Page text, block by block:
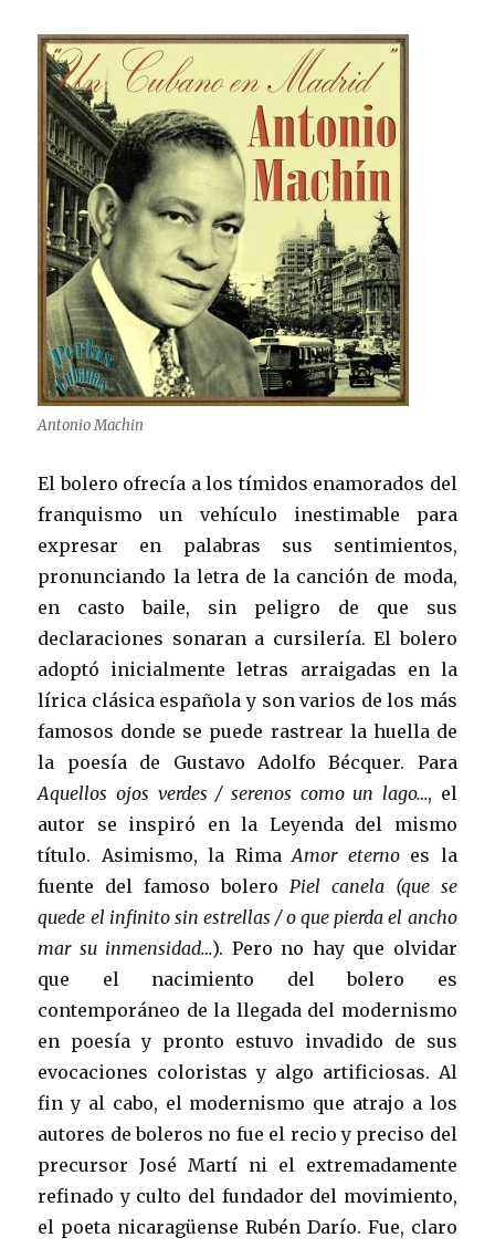
Antonio Machin
El bolero ofrecía a los tímidos enamorados del
franquismo un vehículo inestimable para
expresar en palabras sus sentimientos,
pronunciando la letra de la canción de moda,
en casto baile, sin peligro de que sus
declaraciones sonaran a cursilería. El bolero
adoptó inicialmente letras arraigadas en la
lírica clásica española y son varios de los más
famosos donde se puede rastrear la huella de
la poesía de Gustavo Adolfo Bécquer. Para
Aquellos ojos verdes / serenos como un lago…, el
autor se inspiró en la Leyenda del mismo
título. Asimismo, la RimaAmor eternoes la
fuente del famoso bolero Piel canela (que se
quede el infinito sin estrellas / o que pierda el ancho
mar su inmensidad…). Pero no hay que olvidar
que el nacimiento del bolero es
contemporáneo de la llegada del modernismo
en poesía y pronto estuvo invadido de sus
evocaciones coloristas y algo artificiosas. Al
fin y al cabo, el modernismo que atrajo a los
autores de boleros no fue el recio y preciso del
precursor José Martí ni el extremadamente
refinado y culto del fundador del movimiento,
el poeta nicaragüense Rubén Darío. Fue, claro